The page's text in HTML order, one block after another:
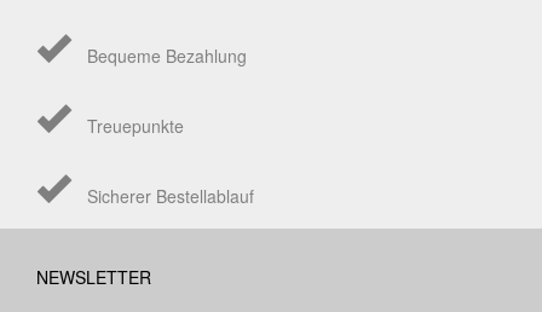
Bequeme Bezahlung
Treuepunkte
Sicherer Bestellablauf
NEWSLETTER